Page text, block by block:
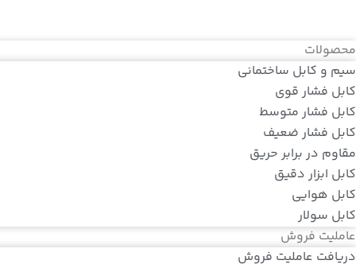
محصولات
سیم و کابل ساختمانی
کابل فشار قوی
کابل فشار متوسط
کابل فشار ضعیف
مقاوم در برابر حریق
کابل ابزار دقیق
کابل هوایی
کابل سولار
عاملیت فروش
دریافت عاملیت فروش